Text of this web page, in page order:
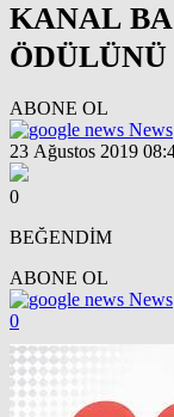
KANAL
ABONE OL
News
23 Ağustos 2019
0
BEĞENDİM
ABONE OL
News
0